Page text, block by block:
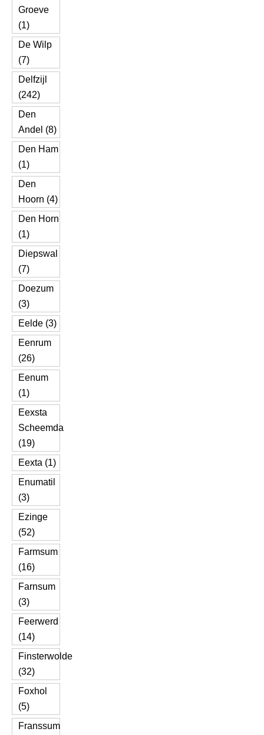
Groeve
(1)
De Wilp
(7)
Delfzijl
(242)
Den
Andel (8)
Den Ham
(1)
Den
Hoorn (4)
Den Horn
(1)
Diepswal
(7)
Doezum
(3)
Eelde (3)
Eenrum
(26)
Eenum
(1)
Eexsta
Scheemda
(19)
Eexta (1)
Enumatil
(3)
Ezinge
(52)
Farmsum
(16)
Farnsum
(3)
Feerwerd
(14)
Finsterwolde
(32)
Foxhol
(5)
Franssum